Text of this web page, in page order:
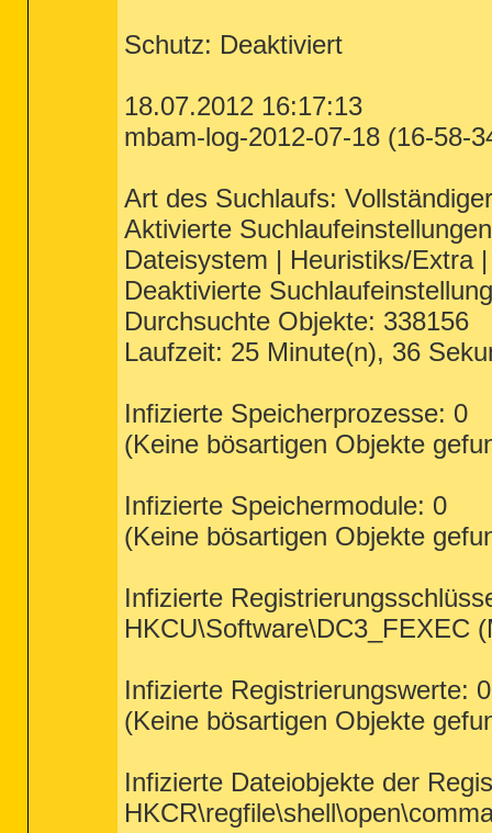
Schutz: Deaktiviert
18.07.2012 16:17:13
mbam-log-2012-07-18 (16-58-
Art des Suchlaufs:
Aktivierte
Dateisystem | Heuristiks/Extra
Deaktivierte
Durchsuchte Objekte: 338156
Laufzeit: 25 Minute(n), 36
Infizierte Speicherprozesse: 0
(Keine bösartigen Objekte
Infizierte Speichermodule: 0
(Keine bösartigen Objekte
Infizierte
HKCU\Software\DC3_FEXEC
Infizierte Registrierungswerte: 0
(Keine bösartigen Objekte
Infizierte Dateiobjekte der